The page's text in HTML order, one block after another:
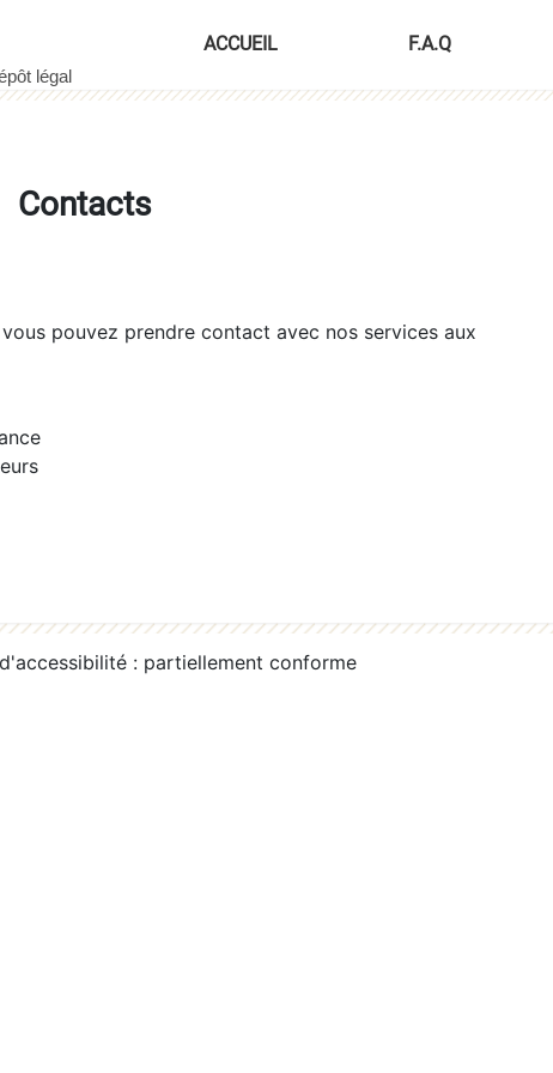
ACCUEIL F.A.Q
Contacts
pouvez prendre contact avec nos services aux
: partiellement conforme